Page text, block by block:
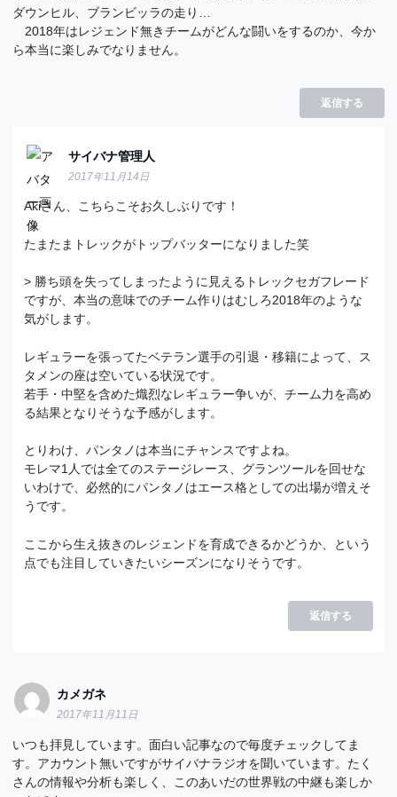
ダウンヒル、ブランビッラの走り…
2018年はレジェンド無きチームがどんな闘いをするのか、今か
ら本当に楽しみでなりません。
返信する
サイバナ管理人
2017年11月14日
Akiさん、こちらこそお久しぶりです！
たまたまトレックがトップバッターになりました笑
> 勝ち頭を失ってしまったように見えるトレックセガフレード
ですが、本当の意味でのチーム作りはむしろ2018年のような
気がします。
レギュラーを張ってたベテラン選手の引退・移籍によって、ス
タメンの座は空いている状況です。
若手・中堅を含めた熾烈なレギュラー争いが、チーム力を高め
る結果となりそうな予感がします。
とりわけ、パンタノは本当にチャンスですよね。
モレマ1人では全てのステージレース、グランツールを回せな
いわけで、必然的にパンタノはエース格としての出場が増えそ
うです。
ここから生え抜きのレジェンドを育成できるかどうか、という
点でも注目していきたいシーズンになりそうです。
返信する
カメガネ
2017年11月11日
いつも拝見しています。面白い記事なので毎度チェックしてま
す。アカウント無いですがサイバナラジオを聞いています。たく
さんの情報や分析も楽しく、このあいだの世界戦の中継も楽しか